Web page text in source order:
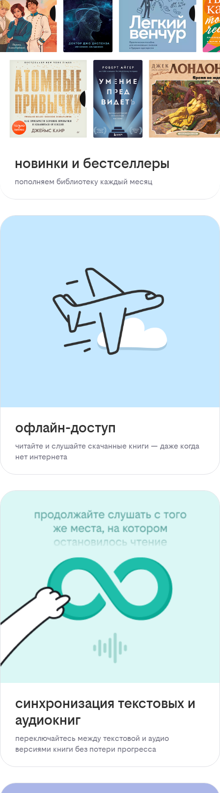
новинки и бестселлеры
пополняем библиотеку каждый месяц
офлайн-доступ
читайте и слушайте скачанные книги — даже когда
нет интернета
синхронизация текстовых и
аудиокниг
переключайтесь между текстовой и аудио
версиями книги без потери прогресса